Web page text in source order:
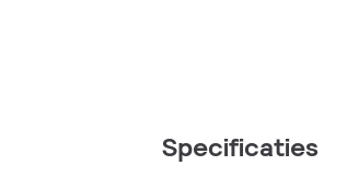
Specificaties